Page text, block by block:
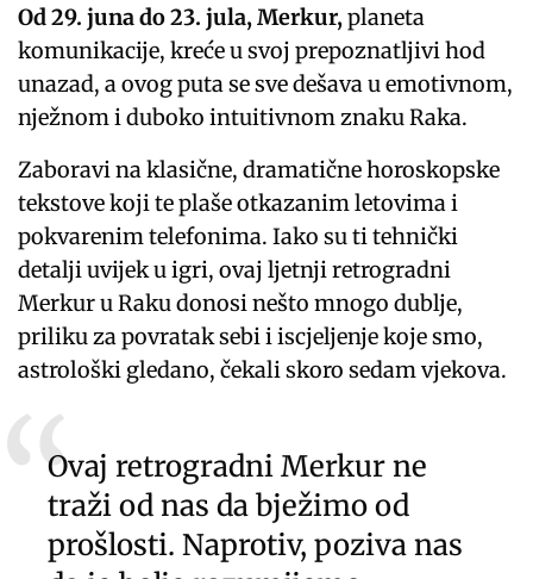
Od 29. juna do 23. jula, Merkur,planeta
komunikacije, kreće u svoj prepoznatljivi hod
unazad, a ovog puta se sve dešava u emotivnom,
nježnom i duboko intuitivnom znaku Raka.
Zaboravi na klasične, dramatične horoskopske
tekstove koji te plaše otkazanim letovima i
pokvarenim telefonima. Iako su ti tehnički
detalji uvijek u igri, ovaj ljetnji retrogradni
Merkur u Raku donosi nešto mnogo dublje,
priliku za povratak sebi i iscjeljenje koje smo,
astrološki gledano, čekali skoro sedam vjekova.
Ovaj retrogradni Merkur ne
traži od nas da bježimo od
prošlosti. Naprotiv, poziva nas